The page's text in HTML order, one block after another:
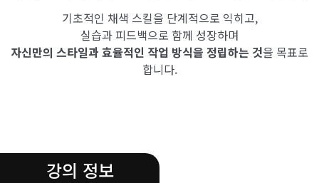
기초적인 채색 스킬을 단계적으로 익히고,
실습과 피드백으로 함께 성장하며
자신만의 스타일과 효율적인 작업 방식을 정립하는 것을 목표로
합니다.
강의 정보